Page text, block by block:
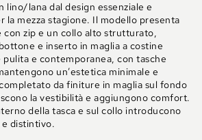
lino/lana dal design essenziale e
la mezza stagione. Il modello presenta
con zip e un collo alto strutturato,
e inserto in maglia a costine
pulita e contemporanea, con tasche
un’estetica minimale e
da finiture in maglia sul fondo
la vestibilità e aggiungono comfort.
della tasca e sul collo introducono
distintivo.